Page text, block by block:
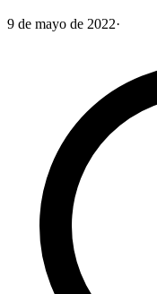
9 de mayo de 2022·